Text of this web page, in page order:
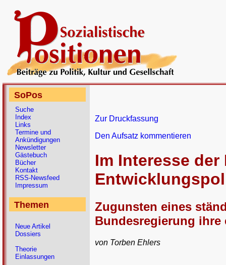
Zur Druckfassung
Den Aufsatz kommentieren
Im Interesse
Zugunsten eines
Bundesregierung
von Torben Ehlers
SoPos
Suche
Index
Links
Termine und
Ankündigungen
Newsletter
Gästebuch
Bücher
Kontakt
RSS-Newsfeed
Impressum
Themen
Neue Artikel
Dossiers
Theorie
Einlassungen